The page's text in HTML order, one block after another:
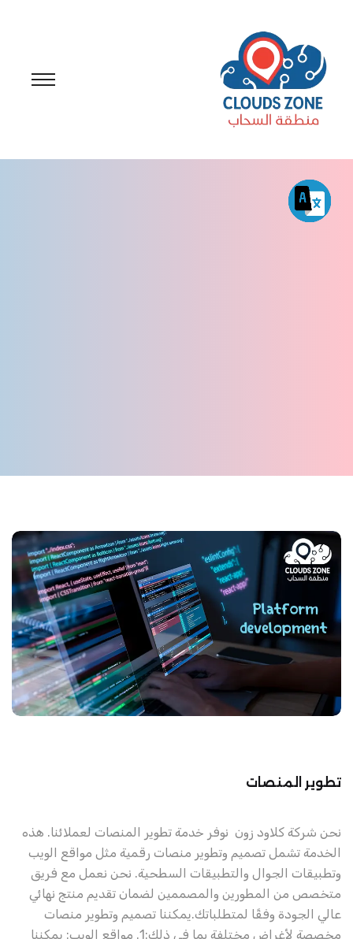
تطوير المنصات
نحن شركة كلاود زون نوفر خدمة تطوير المنصات لعملائنا. هذه
الخدمة تشمل تصميم وتطوير منصات رقمية مثل مواقع الويب
وتطبيقات الجوال والتطبيقات السطحية. نحن نعمل مع فريق
متخصص من المطورين والمصممين لضمان تقديم منتج نهائي
عالي الجودة وفقًا لمتطلباتك.يمكننا تصميم وتطوير منصات
مخصصة لأغراض مختلفة بما في ذلك: 1. مواقع الويب: يمكننا